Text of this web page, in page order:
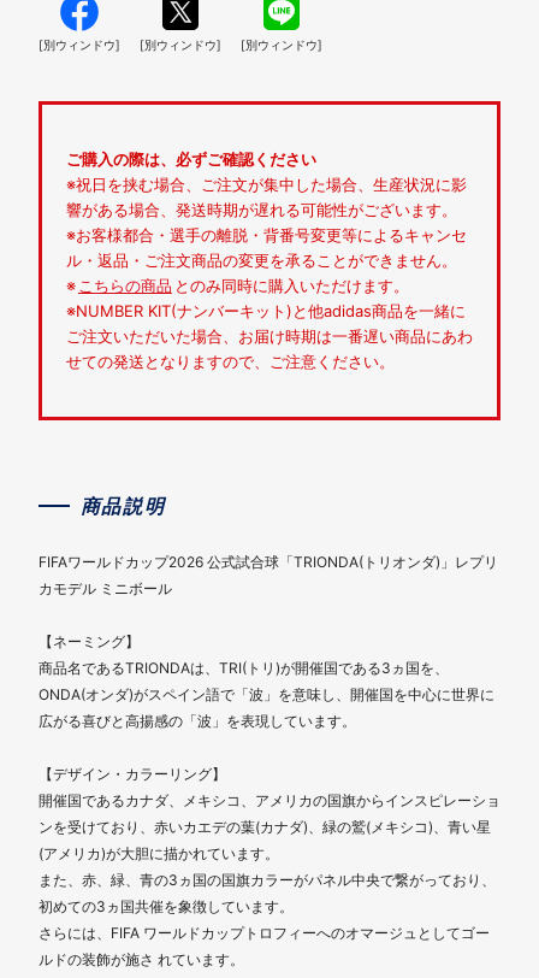
[別ウィンドウ] [別ウィンドウ] [別ウィンドウ]
ご購入の際は、必ずご確認ください
※祝日を挟む場合、ご注文が集中した場合、生産状況に影
響がある場合、発送時期が遅れる可能性がございます。
※お客様都合・選手の離脱・背番号変更等によるキャンセ
ル・返品・ご注文商品の変更を承ることができません。
※ こちらの商品 とのみ同時に購入いただけます。
※NUMBER KIT(ナンバーキット)と他adidas商品を一緒に
ご注文いただいた場合、お届け時期は一番遅い商品にあわ
せての発送となりますので、ご注意ください。
商品説明
FIFAワールドカップ2026 公式試合球「TRIONDA(トリオンダ)」レプリ
カモデル ミニボール
【ネーミング】
商品名であるTRIONDAは、TRI(トリ)が開催国である3ヵ国を、
ONDA(オンダ)がスペイン語で「波」を意味し、開催国を中心に世界に
広がる喜びと高揚感の「波」を表現しています。
【デザイン・カラーリング】
開催国であるカナダ、メキシコ、アメリカの国旗からインスピレーショ
ンを受けており、赤いカエデの葉(カナダ)、緑の鷲(メキシコ)、青い星
(アメリカ)が大胆に描かれています。
また、赤、緑、青の3ヵ国の国旗カラーがパネル中央で繋がっており、
初めての3ヵ国共催を象徴しています。
さらには、FIFA ワールドカップトロフィーへのオマージュとしてゴー
ルドの装飾が施さ れています。